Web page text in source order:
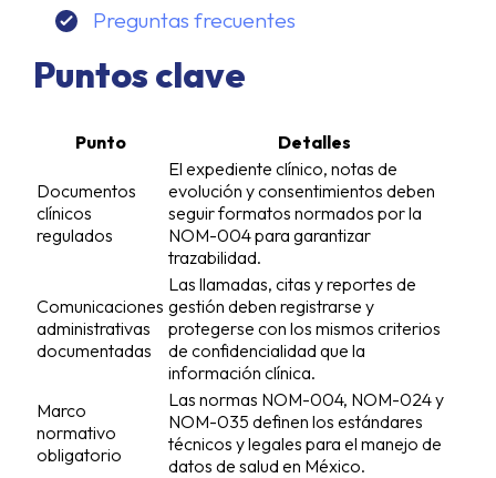
Preguntas frecuentes
Puntos clave
Punto Detalles
Documentos
clínicos
regulados
El expediente clínico, notas de
evolución y consentimientos deben
seguir formatos normados por la
NOM-004 para garantizar
trazabilidad.
Comunicaciones
administrativas
documentadas
Las llamadas, citas y reportes de
gestión deben registrarse y
protegerse con los mismos criterios
de confidencialidad que la
información clínica.
Marco
normativo
obligatorio
Las normas NOM-004, NOM-024 y
NOM-035 definen los estándares
técnicos y legales para el manejo de
datos de salud en México.